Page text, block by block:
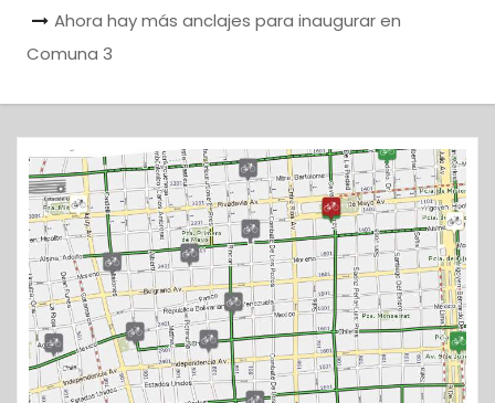
d
Ahora hay más anclajes para inaugurar en
Comuna 3